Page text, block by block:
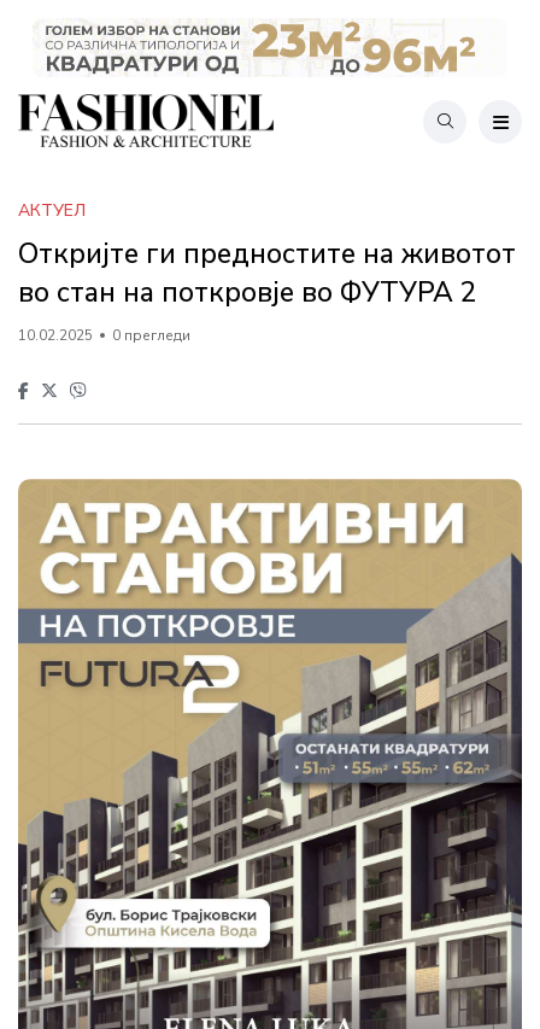
АКТУЕЛ
Откријте ги предностите на животот
во стан на поткровје во ФУТУРА 2
10.02.2025 0 прегледи